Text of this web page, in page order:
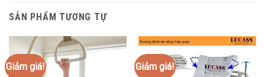
SẢN PHẨM TƯƠNG TỰ
Giảm giá! Giảm giá!